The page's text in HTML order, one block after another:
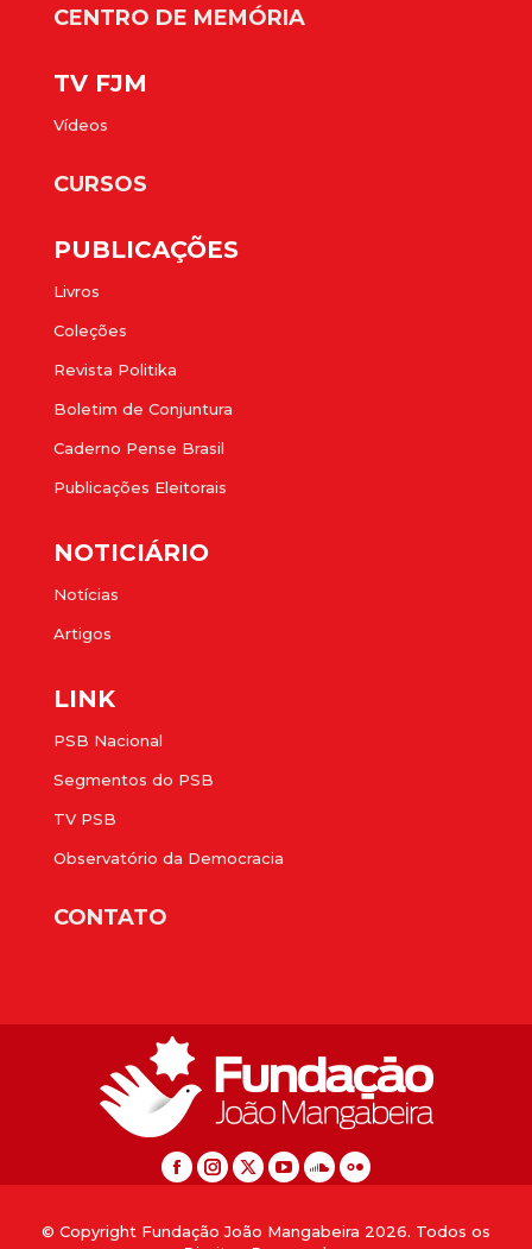
CENTRO DE MEMÓRIA
TV FJM
Vídeos
CURSOS
PUBLICAÇÕES
Livros
Coleções
Revista Politika
Boletim de Conjuntura
Caderno Pense Brasil
Publicações Eleitorais
NOTICIÁRIO
Notícias
Artigos
LINK
PSB Nacional
Segmentos do PSB
TV PSB
Observatório da Democracia
CONTATO
© Copyright Fundação João Mangabeira 2026. Todos os